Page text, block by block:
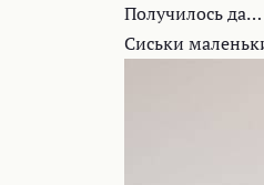
Получилось да…
Сиськи